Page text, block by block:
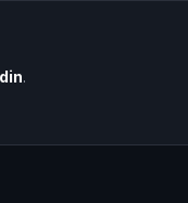
.